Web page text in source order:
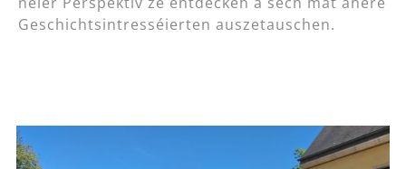
Geschichtsintresséierten auszetauschen.